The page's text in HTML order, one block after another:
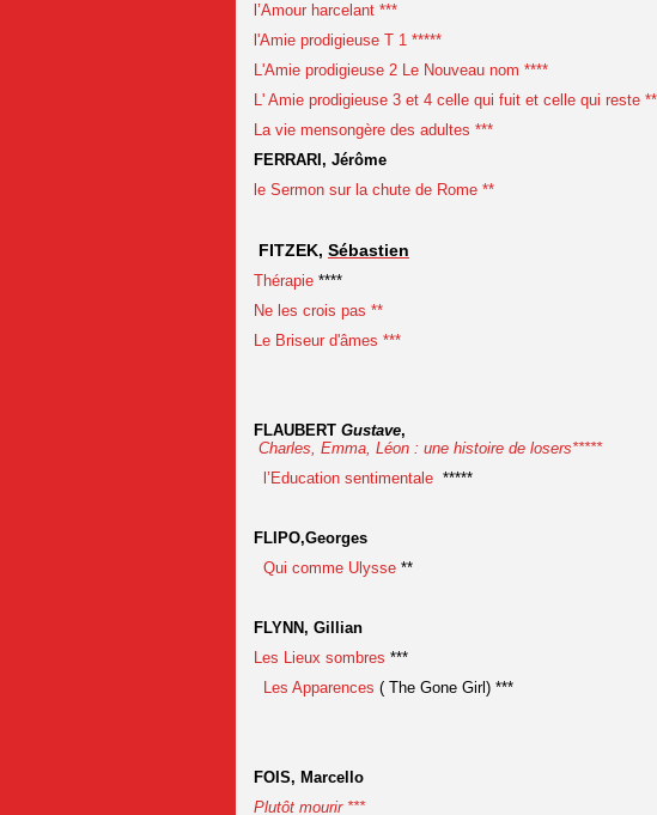
l’Amour harcelant ***
l'Amie prodigieuse T 1 *****
L'Amie prodigieuse 2 Le Nouveau nom ****
L' Amie prodigieuse 3 et 4 celle qui fuit et celle qui reste
La vie mensongère des adultes ***
FERRARI, Jérôme
le Sermon sur la chute de Rome **
FITZEK, Sébastien
Thérapie ****
Ne les crois pas **
Le Briseur d'âmes ***
FLAUBERT Gustave,
Charles, Emma, Léon : une histoire de losers*****
l’Education sentimentale *****
FLIPO,Georges
Qui comme Ulysse **
FLYNN, Gillian
Les Lieux sombres ***
Les Apparences ( The Gone Girl) ***
FOIS, Marcello
Plutôt mourir ***